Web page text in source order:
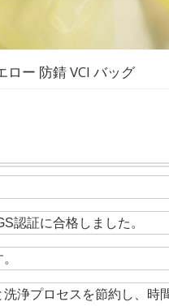
ロー 防錆 VCI バッグ
認証に合格しました。
浄プロセスを節約し、